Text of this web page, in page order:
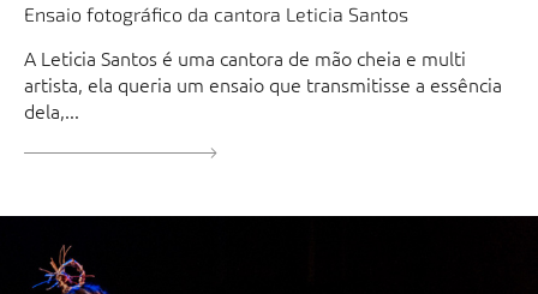
Ensaio fotográfico da cantora Leticia Santos
A Leticia Santos é uma cantora de mão cheia e multi
artista, ela queria um ensaio que transmitisse a essência
dela,...